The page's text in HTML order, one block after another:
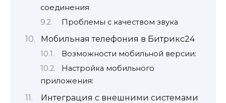
соединения
Проблемы с качеством звука
Мобильная телефония в Битрикс24
Возможности мобильной версии:
Настройка мобильного
приложения:
Интеграция с внешними системами